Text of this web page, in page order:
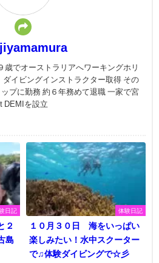
歳でオーストラリアへワーキングホリ
イビングインストラクター取得 その
プに勤務 約６年務めて退職 一家で宮
DEMIを設立
日記
２
島
体験日記
１０月３０日 海をいっぱい
楽しみたい！水中スクーター
で♫体験ダイビングで☆彡